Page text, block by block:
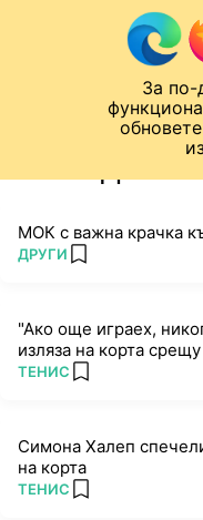
За по-
Към съдържанието
Лига на Конференциите
МОК с важна крачка
ПОВЕЧЕ ОТ
ДРУГИ add favorites
"Ако още играех,
изляза на корта
ПОВЕЧЕ ОТ
ТЕНИС add favorites
Симона Халеп
на корта
ПОВЕЧЕ ОТ
ТЕНИС add favorites